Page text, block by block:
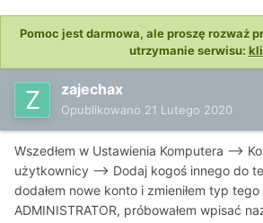
Pomoc jest darmowa, ale proszę rozważ
utrzymanie serwisu:
zajechax
Opublikowano 21 Lutego 2020
Wszedłem w Ustawienia Komputera -->
użytkownicy --> Dodaj kogoś innego do
dodałem nowe konto i zmieniłem typ
ADMINISTRATOR, próbowałem wpisać